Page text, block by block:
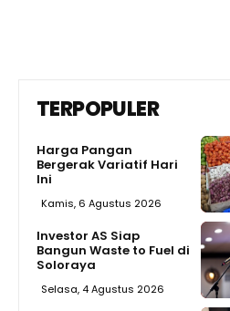
TERPOPULER
Harga Pangan
Bergerak Variatif Hari
Ini
Kamis, 6 Agustus 2026
Investor AS Siap
Bangun Waste to Fuel di
Soloraya
Selasa, 4 Agustus 2026